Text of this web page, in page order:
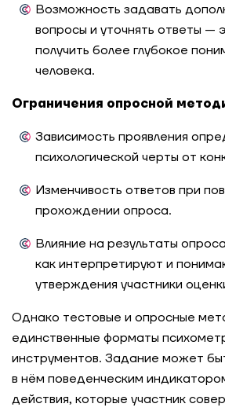
Возможность задавать
вопросы и уточнять ответы —
получить более глубокое
человека.
Ограничения опросной
Зависимость проявления
психологической черты от
Изменчивость ответов при
прохождении опроса.
Влияние на результаты
как интерпретируют и
утверждения участники
Однако тестовые и опросные
единственные форматы
инструментов. Задание может
в нём поведенческим
действия, которые участник